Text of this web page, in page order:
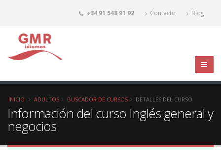
+34 91 548 91 92 Contacto Blog
INICIO ADULTOS BUSCADOR DE CURSOS DETALLES DEL CURSO
Información del curso Inglés general y
negocios